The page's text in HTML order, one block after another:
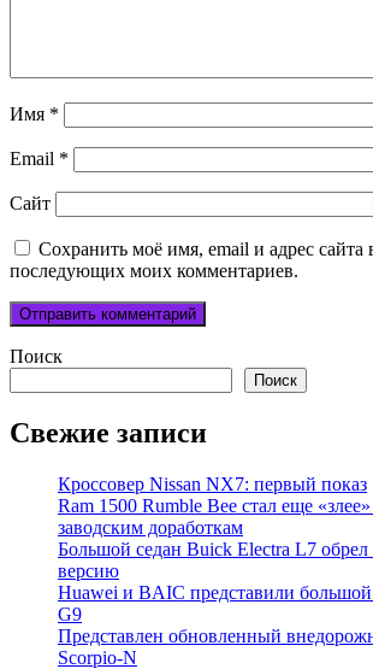
Имя *
Email *
Сайт
Сохранить моё имя, email и адрес сайта
последующих моих комментариев.
Поиск
Поиск
Свежие записи
Кроссовер Nissan NX7: первый показ
Ram 1500 Rumble Bee стал еще
заводским доработкам
Большой седан Buick Electra L7 обрел
версию
Huawei и BAIC представили большой
G9
Представлен обновленный
Scorpio-N